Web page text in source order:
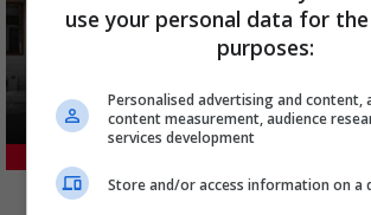
شمول فئات من المستفيدين بإعانة
المزيد
use your personal data for
purposes:
Personalised advertising and content,
content measurement, audience
services development
Store and/or access information on a